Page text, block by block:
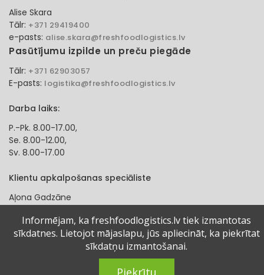
Alise Skara
Tālr: +371 29419400
e-pasts: alise.skara@freshfoodlogistics.lv
Pasūtījumu izpilde un preču piegāde
Tālr: +371 62903057
E-pasts: logistika@freshfoodlogistics.lv
Darba laiks:
P.-Pk. 8.00-17.00,
Se. 8.00-12.00,
Sv. 8.00-17.00
Klientu apkalpošanas speciāliste
Aļona Gadzāne
e-pasts:alona.gadzane@freshfoodlogistics.lv
© 2024 Fresh Food Logistics SIA. Visas tiesības aizsargātas.
Informējam, ka freshfoodlogistics.lv tiek izmantotas
sīkdatnes. Lietojot mājaslapu, jūs apliecināt, ka piekrītat
sīkdatņu izmantošanai.
Piekrītu